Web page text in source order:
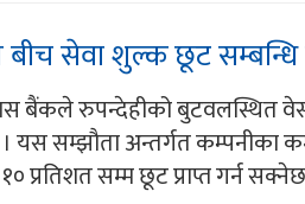
सेवा शुल्क छूट सम्बन्धि
बैंकले रुपन्देहीको बुटवलस्थित
सम्झौता अन्तर्गत कम्पनीका
प्रतिशत सम्म छूट प्राप्त गर्न